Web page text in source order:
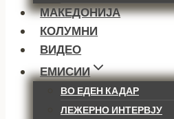
МАКЕДОНИЈА
КОЛУМНИ
ВИДЕО
ЕМИСИИ
ВО ЕДЕН КАДАР
ЛЕЖЕРНО ИНТЕРВЈУ